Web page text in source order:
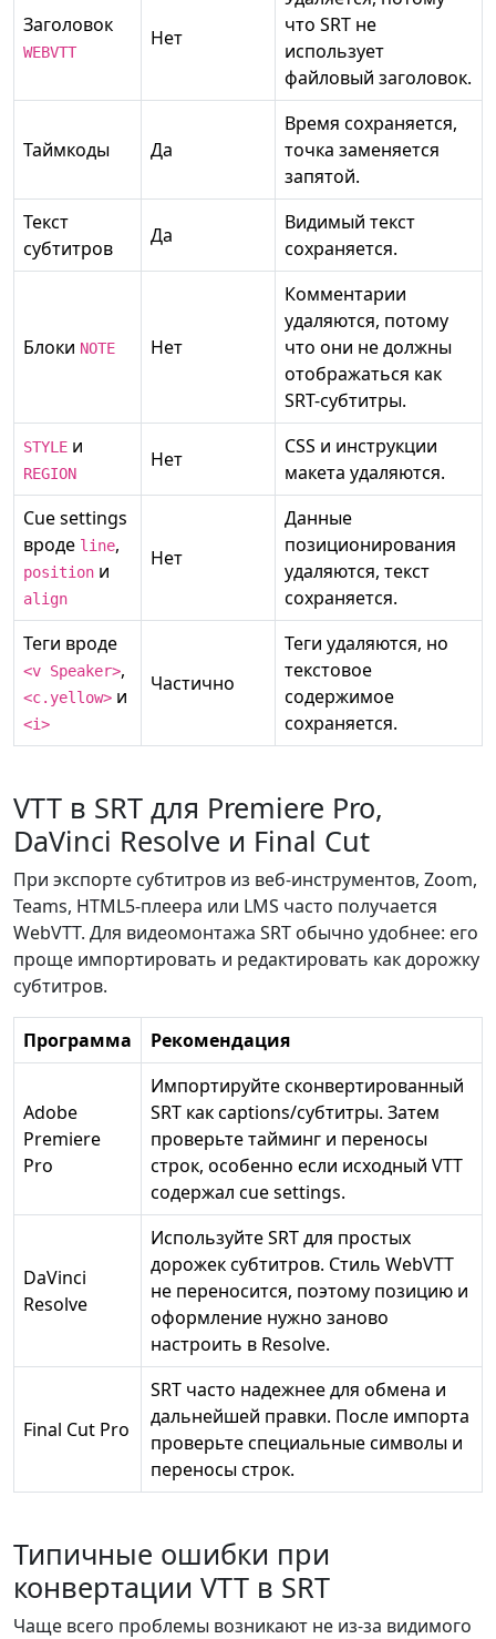
Заголовок
WEBVTT
Нет
что SRT не
использует
файловый заголовок.
Таймкоды Да
Время сохраняется,
точка заменяется
запятой.
Текст
субтитров
Да
Видимый текст
сохраняется.
Блоки NOTE Нет
Комментарии
удаляются, потому
что они не должны
отображаться как
SRT-субтитры.
STYLE и
REGION
Нет
CSS и инструкции
макета удаляются.
Cue settings
вроде line,
position и
align
Нет
Данные
позиционирования
удаляются, текст
сохраняется.
Теги вроде
<v Speaker>,
<c.yellow> и
<i>
Частично
Теги удаляются, но
текстовое
содержимое
сохраняется.
VTT в SRT для Premiere Pro,
DaVinci Resolve и Final Cut
При экспорте субтитров из веб-инструментов, Zoom,
Teams, HTML5-плеера или LMS часто получается
WebVTT. Для видеомонтажа SRT обычно удобнее: его
проще импортировать и редактировать как дорожку
субтитров.
Программа Рекомендация
Adobe
Premiere
Pro
Импортируйте сконвертированный
SRT как captions/субтитры. Затем
проверьте тайминг и переносы
строк, особенно если исходный VTT
содержал cue settings.
DaVinci
Resolve
Используйте SRT для простых
дорожек субтитров. Стиль WebVTT
не переносится, поэтому позицию и
оформление нужно заново
настроить в Resolve.
Final Cut Pro
SRT часто надежнее для обмена и
дальнейшей правки. После импорта
проверьте специальные символы и
переносы строк.
Типичные ошибки при
конвертации VTT в SRT
Чаще всего проблемы возникают не из-за видимого